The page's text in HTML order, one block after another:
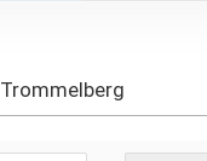
Trommelberg